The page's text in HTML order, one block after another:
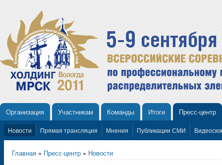
Организация Участникам Команды Итоги Пресс-центр
Новости Прямая трансляция Мнения Публикации СМИ
Главная » Пресс-центр » Новости